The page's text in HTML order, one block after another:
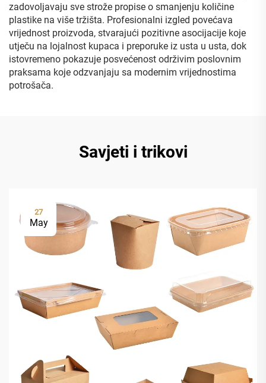
zadovoljavaju sve strože propise o smanjenju količine
plastike na više tržišta. Profesionalni izgled povećava
vrijednost proizvoda, stvarajući pozitivne asocijacije koje
utječu na lojalnost kupaca i preporuke iz usta u usta, dok
istovremeno pokazuje posvećenost održivim poslovnim
praksama koje odzvanjaju sa modernim vrijednostima
potrošača.
Savjeti i trikovi
27
May